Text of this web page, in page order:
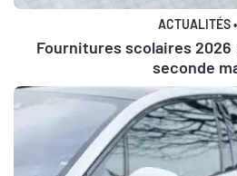
ACTUALITÉS•
Fournitures scolaires 2026
seconde